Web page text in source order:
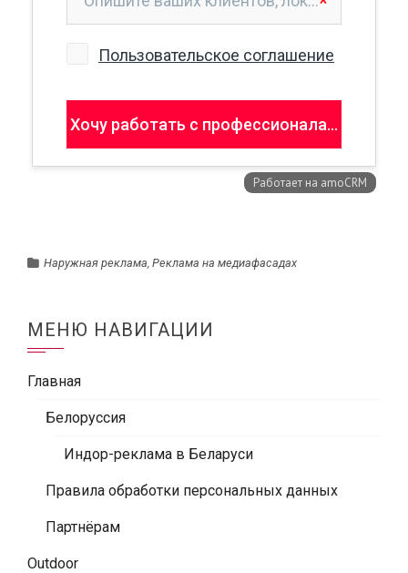
Наружная реклама, Реклама на медиафасадах
МЕНЮ НАВИГАЦИИ
Главная
Белоруссия
Индор-реклама в Беларуси
Правила обработки персональных данных
Партнёрам
Outdoor